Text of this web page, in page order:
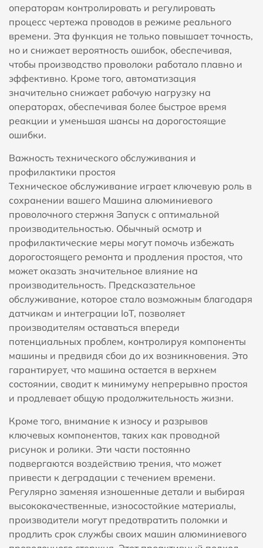
операторам контролировать и регулировать
процесс чертежа проводов в режиме реального
времени. Эта функция не только повышает точность,
но и снижает вероятность ошибок, обеспечивая,
чтобы производство проволоки работало плавно и
эффективно. Кроме того, автоматизация
значительно снижает рабочую нагрузку на
операторах, обеспечивая более быстрое время
реакции и уменьшая шансы на дорогостоящие
ошибки.
Важность технического обслуживания и
профилактики простоя
Техническое обслуживание играет ключевую роль в
сохранении вашего Машина алюминиевого
проволочного стержня Запуск с оптимальной
производительностью. Обычный осмотр и
профилактические меры могут помочь избежать
дорогостоящего ремонта и продления простоя, что
может оказать значительное влияние на
производительность. Предсказательное
обслуживание, которое стало возможным благодаря
датчикам и интеграции IoT, позволяет
производителям оставаться впереди
потенциальных проблем, контролируя компоненты
машины и предвидя сбои до их возникновения. Это
гарантирует, что машина остается в верхнем
состоянии, сводит к минимуму непрерывно простоя
и продлевает общую продолжительность жизни.
Кроме того, внимание к износу и разрывов
ключевых компонентов, таких как проводной
рисунок и ролики. Эти части постоянно
подвергаются воздействию трения, что может
привести к деградации с течением времени.
Регулярно заменяя изношенные детали и выбирая
высококачественные, износостойкие материалы,
производители могут предотвратить поломки и
продлить срок службы своих машин алюминиевого